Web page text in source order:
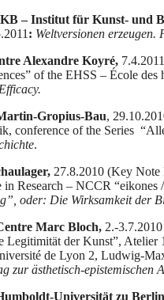
– Institut für Kunst- und
: Weltversionen erzeugen.
Alexandre Koyré,
of the EHSS – École des
Gropius-Bau,
conference of the Series
.
27.8.2010 (Key Note
in Research – NCCR
oder: Die Wirksamkeit der
Marc Bloch, 2.-
Legitimität der Kunst”,
de Lyon 2, Ludwig-
zur ästhetisch-
Universität zu